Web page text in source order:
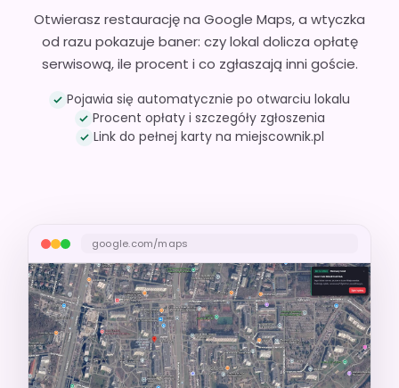
Otwierasz restaurację na Google Maps, a wtyczka
od razu pokazuje baner: czy lokal dolicza opłatę
serwisową, ile procent i co zgłaszają inni goście.
Pojawia się automatycznie po otwarciu lokalu
Procent opłaty i szczegóły zgłoszenia
Link do pełnej karty na miejscownik.pl
google.com/maps
Twój screen: zielony baner zgłoszenia